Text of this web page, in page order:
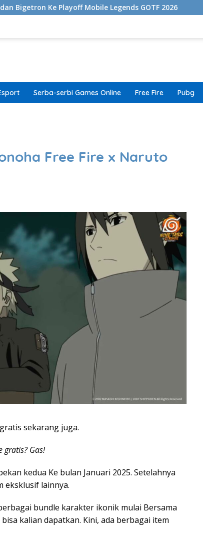
Mobile Legends GOTF 2026 Henry Cavill
Serba-serbi Games Online Free Fire Pubg
Free Fire x Naruto
sekarang juga.
gratis? Gas!
kedua Ke bulan Januari 2025. Setelahnya
eksklusif lainnya.
bundle karakter ikonik mulai Bersama
kalian dapatkan. Kini, ada berbagai item